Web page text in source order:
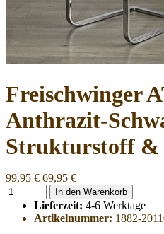
Freischwinger
Anthrazit-
Strukturstoff &
99,95 € 69,95 €
In den Warenkorb
Lieferzeit: 4-6 Werktage
Artikelnummer: 1882-